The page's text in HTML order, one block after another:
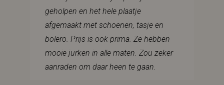
geholpen en het hele plaatje
afgemaakt met schoenen, tasje en
bolero. Prijs is ook prima. Ze hebben
mooie jurken in alle maten. Zou zeker
aanraden om daar heen te gaan.